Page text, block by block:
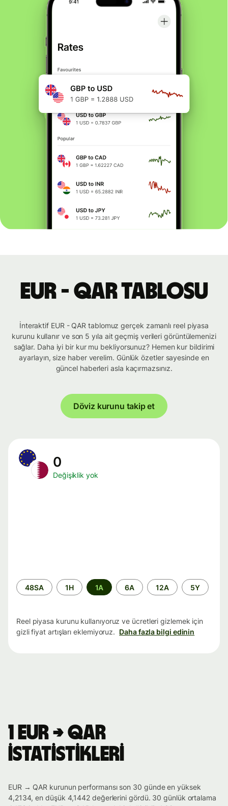
EUR - QAR tablosu
İnteraktif EUR - QAR tablomuz gerçek zamanlı reel piyasa
kurunu kullanır ve son 5 yıla ait geçmiş verileri görüntülemenizi
sağlar. Daha iyi bir kur mu bekliyorsunuz? Hemen kur bildirimi
ayarlayın, size haber verelim. Günlük özetler sayesinde en
güncel haberleri asla kaçırmazsınız.
Döviz kurunu takip et
0
Değişiklik yok
Zaman
aralığı
48SA 1H 1A 6A 12A 5Y
Reel piyasa kurunu kullanıyoruz ve ücretleri gizlemek için
gizli fiyat artışları eklemiyoruz. Daha fazla bilgi edinin
1 EUR → QAR
istatistikleri
EUR → QAR kurunun performansı son 30 günde en yüksek
4,2134, en düşük 4,1442 değerlerini gördü. 30 günlük ortalama